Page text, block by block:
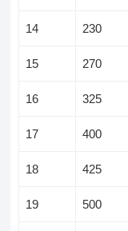
14 230
15 270
16 325
17 400
18 425
19 500